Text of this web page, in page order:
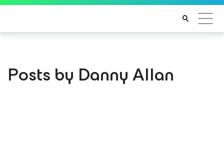
Posts by Danny Allan